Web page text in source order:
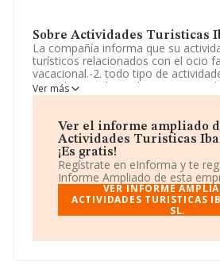
Sobre Actividades Turisticas
La compañía informa que su
turísticos relacionados con el ocio
vacacional.-2. todo tipo de
animales, medio ambiente y
hostelería y restauración en las
formativa. La empresa está
Limitada. Su actividad CNAE es
agencias de viajes' con código 7911.
actividad de importación y/o
Ha habido un descenso en cuanto
empleados y teniendo en cuenta la
disponible en INFORMA, ha
Ver más
Ver el informe ampliado
Actividades Turisticas
¡Es gratis!
Regístrate en eInforma y te
Informe Ampliado de esta
VER INFORME
ACTIVIDADES TURISTICAS
SL.